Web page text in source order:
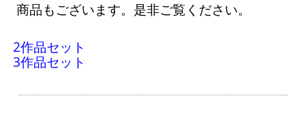
商品もございます。是非ご覧ください。
2作品セット
3作品セット